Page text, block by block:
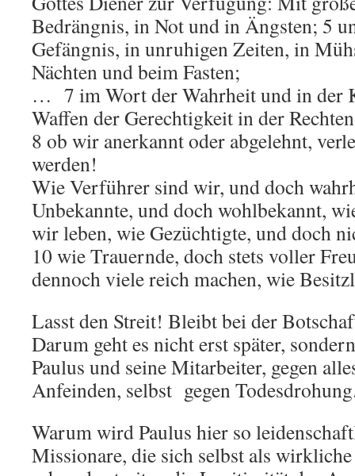
Bedrängnis, in Not und in Ängsten; 5
Gefängnis, in unruhigen Zeiten, in
Nächten und beim Fasten;
… 7 im Wort der Wahrheit und in der
Waffen der Gerechtigkeit in der
8 ob wir anerkannt oder abgelehnt,
werden!
Wie Verführer sind wir, und doch
Unbekannte, und doch wohlbekannt,
wir leben, wie Gezüchtigte, und doch
10 wie Trauernde, doch stets voller
dennoch viele reich machen, wie
Lasst den Streit! Bleibt bei der
Darum geht es nicht erst später,
Paulus und seine Mitarbeiter, gegen
Anfeinden, selbst gegen
Warum wird Paulus hier so
Missionare, die sich selbst als